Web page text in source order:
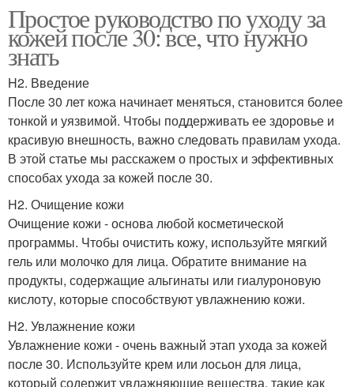
Простое руководство по уходу за
кожей после 30: все, что нужно
знать
H2. Введение
После 30 лет кожа начинает меняться, становится более
тонкой и уязвимой. Чтобы поддерживать ее здоровье и
красивую внешность, важно следовать правилам ухода.
В этой статье мы расскажем о простых и эффективных
способах ухода за кожей после 30.
H2. Очищение кожи
Очищение кожи - основа любой косметической
программы. Чтобы очистить кожу, используйте мягкий
гель или молочко для лица. Обратите внимание на
продукты, содержащие альгинаты или гиалуроновую
кислоту, которые способствуют увлажнению кожи.
H2. Увлажнение кожи
Увлажнение кожи - очень важный этап ухода за кожей
после 30. Используйте крем или лосьон для лица,
который содержит увлажняющие вещества, такие как